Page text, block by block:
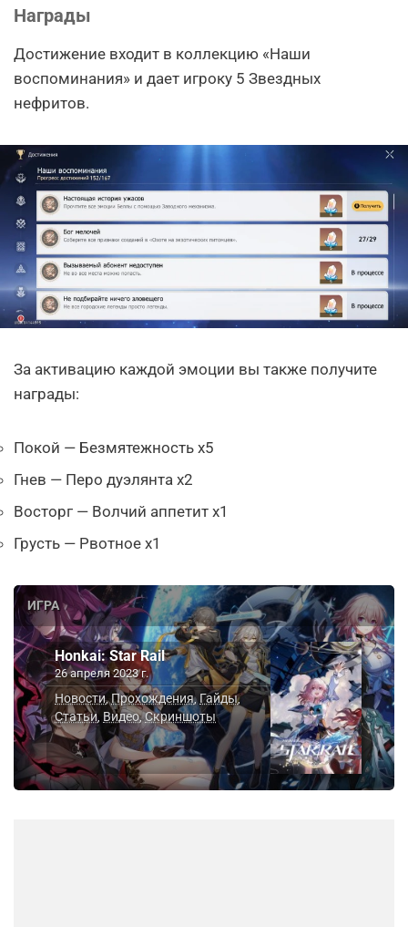
Награды
Достижение входит в коллекцию «Наши
воспоминания» и дает игроку 5 Звездных
нефритов.
За активацию каждой эмоции вы также получите
награды:
Покой — Безмятежность х5
Гнев — Перо дуэлянта х2
Восторг — Волчий аппетит х1
Грусть — Рвотное х1
ИГРА
Honkai: Star Rail
26 апреля 2023 г.
Новости,Прохождения, Гайды,
Статьи, Видео,Скриншоты